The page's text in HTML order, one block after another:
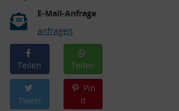
E-Mail-Anfrage
anfragen
Teilen Teilen
Tweet
Pin
it